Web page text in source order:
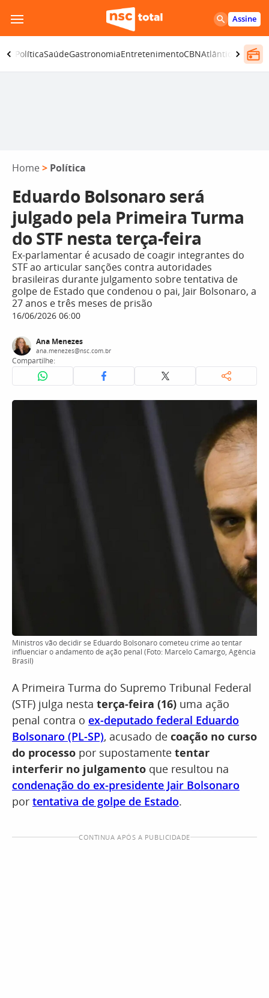
para
o
conteúdo
Assine
PolíticaSaúdeGastronomiaEntretenimentoCBNAtlântida SC
Home > Política
Eduardo Bolsonaro será
julgado pela Primeira Turma
do STF nesta terça-feira
Ex-parlamentar é acusado de coagir integrantes do
STF ao articular sanções contra autoridades
brasileiras durante julgamento sobre tentativa de
golpe de Estado que condenou o pai, Jair Bolsonaro, a
27 anos e três meses de prisão
16/06/2026 06:00
Ana Menezes
ana.menezes@nsc.com.br
Compartilhe:
Ministros vão decidir se Eduardo Bolsonaro cometeu crime ao tentar
influenciar o andamento de ação penal (Foto: Marcelo Camargo, Agência
Brasil)
A Primeira Turma do Supremo Tribunal Federal
(STF) julga nesta terça-feira (16) uma ação
penal contra o ex-deputado federal Eduardo
Bolsonaro (PL-SP), acusado de coação no curso
do processo por supostamente tentar
interferir no julgamento que resultou na
condenação do ex-presidente Jair Bolsonaro
por tentativa de golpe de Estado.
CONTINUA APÓS A PUBLICIDADE